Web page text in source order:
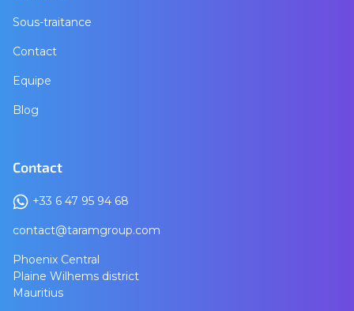
Sous-traitance
Contact
Equipe
Blog
Contact
+33 6 47 95 94 68
contact@taramgroup.com
Phoenix Central
Plaine Wilhems district
Mauritius